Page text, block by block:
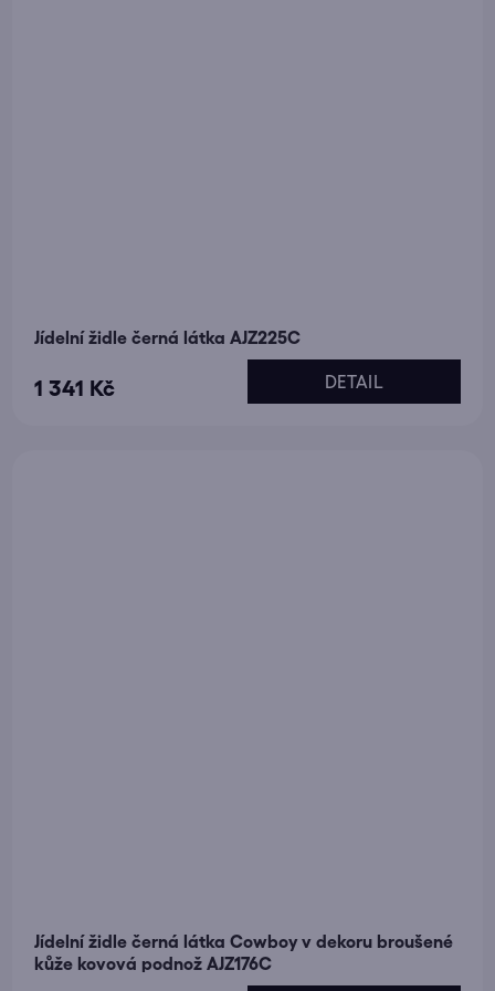
Jídelní židle černá látka AJZ225C
1 341 Kč DETAIL
Jídelní židle černá látka Cowboy v dekoru broušené
kůže kovová podnož AJZ176C